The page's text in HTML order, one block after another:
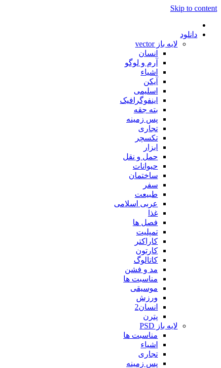
Skip to content
دانلود
لایه باز vector
انسان
آرم و لوگو
اشیاء
آیکن
اسلیمی
اینفوگرافیک
بته جقه
پس زمینه
تجاری
تکسچر
ابزار
حمل و نقل
حیوانات
ساختمان
سفر
طبیعت
عربی اسلامی
غذا
فصل ها
تمپلیت
کاراکتر
کارتون
کاتالوگ
مد و فشن
مناسبت ها
موسیقی
ورزش
انسان2
پترن
لایه باز PSD
مناسبت ها
اشیاء
تجاری
پس زمینه